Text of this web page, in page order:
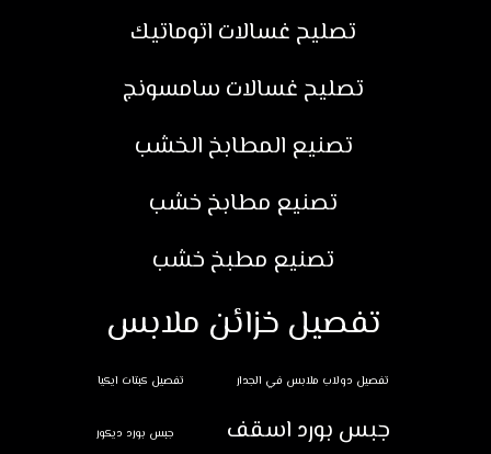
تصليح غسالات اتوماتيك
تصليح غسالات سامسونج
تصنيع المطابخ الخشب
تصنيع مطابخ خشب
تصنيع مطبخ خشب
تفصيل خزائن ملابس
تفصيل دولاب ملابس في الجدار تفصيل كبتات ايكيا
جبس بورد اسقف جبس بورد ديكور